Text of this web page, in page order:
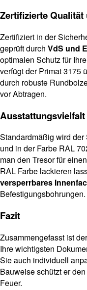
Zertifizierte
Zertifiziert in der
geprüft durch VdS und
optimalen Schutz für
verfügt der Primat 3175
durch robuste
vor Abtragen.
Ausstattungsvielfalt
Standardmäßig wird der
und in der Farbe RAL
man den Tresor für
RAL Farbe lackieren
versperrbares
Befestigungsbohrungen.
Fazit
Zusammengefasst ist
Ihre wichtigsten
Sie auch individuell
Bauweise schützt er
Feuer.